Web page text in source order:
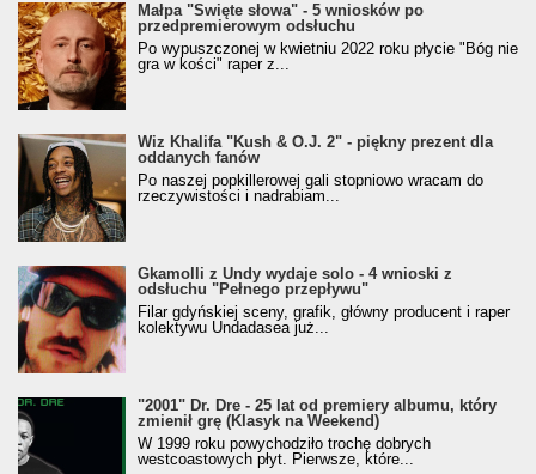
Małpa "Święte słowa" - 5 wniosków po
przedpremierowym odsłuchu
Po wypuszczonej w kwietniu 2022 roku płycie "Bóg nie
gra w kości" raper z...
Wiz Khalifa "Kush & O.J. 2" - piękny prezent dla
oddanych fanów
Po naszej popkillerowej gali stopniowo wracam do
rzeczywistości i nadrabiam...
Gkamolli z Undy wydaje solo - 4 wnioski z
odsłuchu "Pełnego przepływu"
Filar gdyńskiej sceny, grafik, główny producent i raper
kolektywu Undadasea już...
"2001" Dr. Dre - 25 lat od premiery albumu, który
zmienił grę (Klasyk na Weekend)
W 1999 roku powychodziło trochę dobrych
westcoastowych płyt. Pierwsze, które...